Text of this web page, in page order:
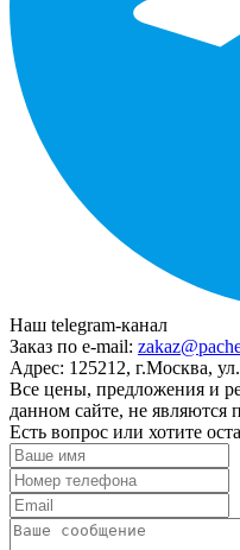
Наш telegram-канал
Заказ по e-mail:
Адрес: 125212, г.Москва,
Все цены, предложения и
данном сайте, не являются
Есть вопрос или хотите